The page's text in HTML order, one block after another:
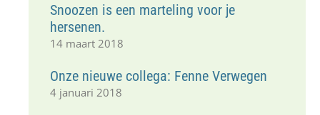
Snoozen is een marteling voor je
hersenen.
14 maart 2018
Onze nieuwe collega: Fenne Verwegen
4 januari 2018